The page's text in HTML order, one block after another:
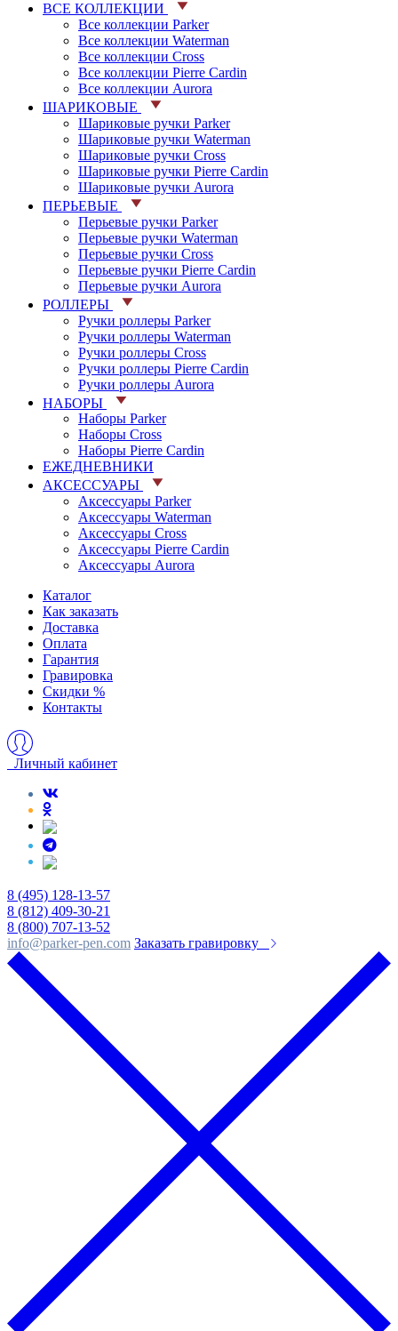
ВСЕ КОЛЛЕКЦИИ
Все коллекции Parker
Все коллекции Waterman
Все коллекции Cross
Все коллекции Pierre Cardin
Все коллекции Aurora
ШАРИКОВЫЕ
Шариковые ручки Parker
Шариковые ручки Waterman
Шариковые ручки Cross
Шариковые ручки Pierre Cardin
Шариковые ручки Aurora
ПЕРЬЕВЫЕ
Перьевые ручки Parker
Перьевые ручки Waterman
Перьевые ручки Cross
Перьевые ручки Pierre Cardin
Перьевые ручки Aurora
РОЛЛЕРЫ
Ручки роллеры Parker
Ручки роллеры Waterman
Ручки роллеры Cross
Ручки роллеры Pierre Cardin
Ручки роллеры Aurora
НАБОРЫ
Наборы Parker
Наборы Cross
Наборы Pierre Cardin
ЕЖЕДНЕВНИКИ
АКСЕССУАРЫ
Аксессуары Parker
Аксессуары Waterman
Аксессуары Cross
Аксессуары Pierre Cardin
Аксессуары Aurora
Каталог
Как заказать
Доставка
Оплата
Гарантия
Гравировка
Скидки %
Контакты
Личный кабинет
8 (495) 128-13-57
8 (812) 409-30-21
8 (800) 707-13-52
info@parker-pen.com Заказать гравировку